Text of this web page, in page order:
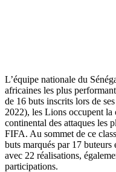
L’équipe nationale du
africaines les plus
de 16 buts inscrits lors de
2022), les Lions occupent la
continental des attaques les
FIFA. Au sommet de ce
buts marqués par 17
avec 22 réalisations,
participations.